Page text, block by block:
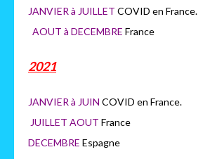
JANVIER à JUILLET COVID en
AOUT à DECEMBRE France
2021
JANVIER à JUIN COVID en
JUILLET AOUT
DECEMBRE Espagne